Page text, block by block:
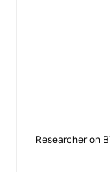
Researcher on